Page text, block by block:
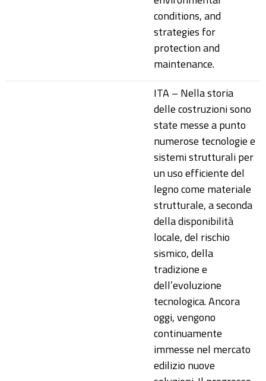
conditions, and
strategies for
protection and
maintenance.
ITA – Nella storia
delle costruzioni sono
state messe a punto
numerose tecnologie e
sistemi strutturali per
un uso efficiente del
legno come materiale
strutturale, a seconda
della disponibilità
locale, del rischio
sismico, della
tradizione e
dell’evoluzione
tecnologica. Ancora
oggi, vengono
continuamente
immesse nel mercato
edilizio nuove